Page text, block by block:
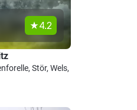
4.2
Stör, Wels,